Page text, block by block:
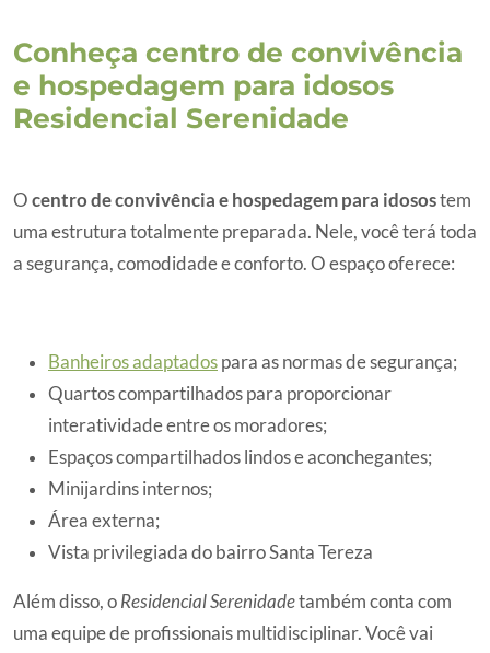
Conheça centro de convivência
e hospedagem para idosos
Residencial Serenidade
O centro de convivência e hospedagem para idosostem
uma estrutura totalmente preparada. Nele, você terá toda
a segurança, comodidade e conforto. O espaço oferece:
Banheiros adaptados para as normas de segurança;
Quartos compartilhados para proporcionar
interatividade entre os moradores;
Espaços compartilhados lindos e aconchegantes;
Minijardins internos;
Área externa;
Vista privilegiada do bairro Santa Tereza
Além disso, o Residencial Serenidadetambém conta com
uma equipe de profissionais multidisciplinar. Você vai